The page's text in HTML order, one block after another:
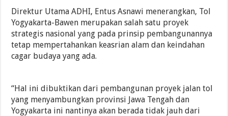
Direktur Utama ADHI, Entus Asnawi menerangkan, Tol
Yogyakarta-Bawen merupakan salah satu proyek
strategis nasional yang pada prinsip pembangunannya
tetap mempertahankan keasrian alam dan keindahan
cagar budaya yang ada.
“Hal ini dibuktikan dari pembangunan proyek jalan tol
yang menyambungkan provinsi Jawa Tengah dan
Yogyakarta ini nantinya akan berada tidak jauh dari